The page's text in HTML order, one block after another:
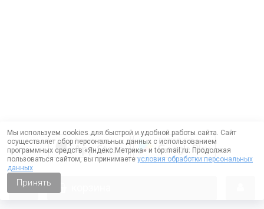
Мы используем cookies для быстрой и удобной работы сайта. Сайт
осуществляет сбор персональных данных с использованием
программных средств «Яндекс.Метрика» и top.mail.ru. Продолжая
пользоваться сайтом, вы принимаете условия обработки персональных
данных
Принять